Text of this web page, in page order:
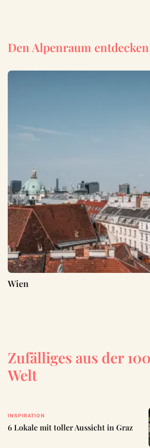
Den Alpenraum entdecken
Wien
Zufälliges aus der
Welt
INSPIRATION
6 Lokale mit toller Aussicht in Graz